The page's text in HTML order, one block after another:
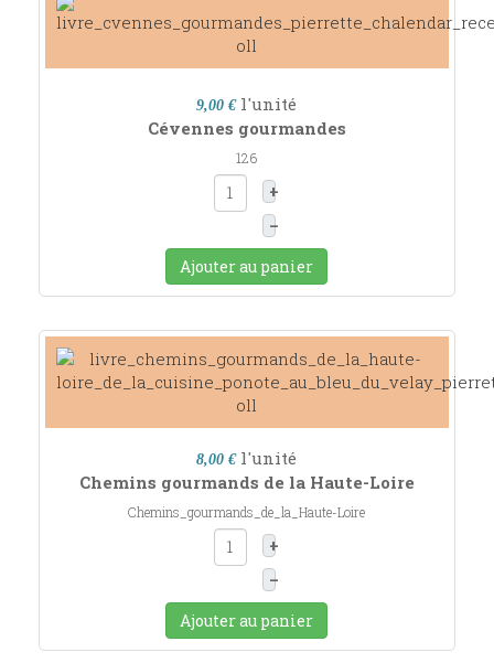
9,00 € l'unité
Cévennes gourmandes
126
+
–
Ajouter au panier
8,00 € l'unité
Chemins gourmands de la Haute-Loire
Chemins_gourmands_de_la_Haute-Loire
+
–
Ajouter au panier